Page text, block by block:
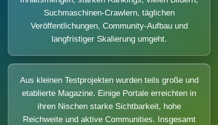
Suchmaschinen-Crawlern, täglichen
Veröffentlichungen, Community-Aufbau und
langfristiger Skalierung umgeht.
Aus kleinen Testprojekten wurden teils große und
etablierte Magazine. Einige Portale erreichten in
ihren Nischen starke Sichtbarkeit, hohe
Reichweite und aktive Communities. Insgesamt